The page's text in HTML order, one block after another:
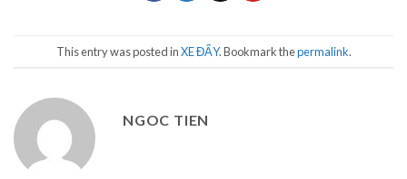
This entry was posted inXE ĐẨY. Bookmark thepermalink.
NGOC TIEN